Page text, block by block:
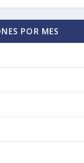
POR MES